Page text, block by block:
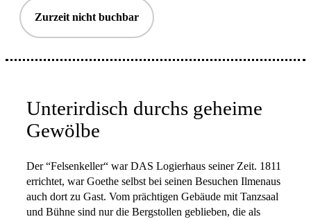
Zurzeit nicht buchbar
Unterirdisch durchs geheime
Gewölbe
Der “Felsenkeller“ war DAS Logierhaus seiner Zeit. 1811
errichtet, war Goethe selbst bei seinen Besuchen Ilmenaus
auch dort zu Gast. Vom prächtigen Gebäude mit Tanzsaal
und Bühne sind nur die Bergstollen geblieben, die als